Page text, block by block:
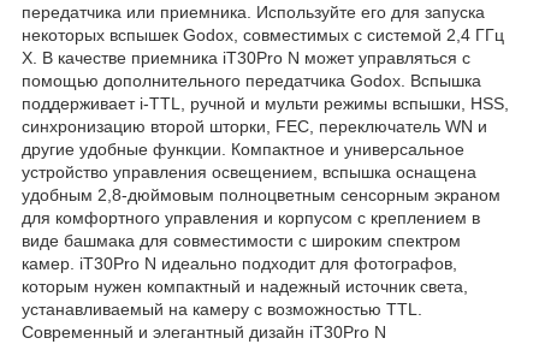
передатчика или приемника. Используйте его для запуска
некоторых вспышек Godox, совместимых с системой 2,4 ГГц
X. В качестве приемника iT30Pro N может управляться с
помощью дополнительного передатчика Godox. Вспышка
поддерживает i-TTL, ручной и мульти режимы вспышки, HSS,
синхронизацию второй шторки, FEC, переключатель WN и
другие удобные функции. Компактное и универсальное
устройство управления освещением, вспышка оснащена
удобным 2,8-дюймовым полноцветным сенсорным экраном
для комфортного управления и корпусом с креплением в
виде башмака для совместимости с широким спектром
камер. iT30Pro N идеально подходит для фотографов,
которым нужен компактный и надежный источник света,
устанавливаемый на камеру с возможностью TTL.
Современный и элегантный дизайн iT30Pro N